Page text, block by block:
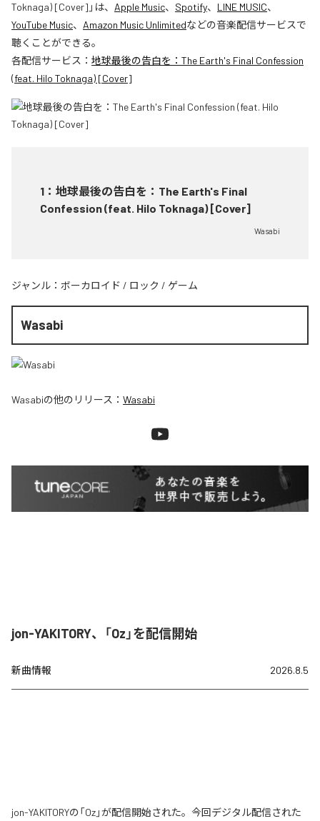
Toknaga) [Cover] 」は、 Apple Music、 Spotify、 LINE MUSIC、
YouTube Music、 Amazon Music Unlimitedなどの音楽配信サービスで
聴くことができる。
各配信サービス： 地球最後の告白を：The Earth's Final Confession
(feat. Hilo Toknaga) [Cover]
1 ： 地球最後の告白を：The Earth's Final
Confession (feat. Hilo Toknaga) [Cover]
Wasabi
ジャンル： ボーカロイド / ロック / ゲーム
Wasabi
Wasabiの他のリリース： Wasabi
jon-YAKITORY、「Oz」を配信開始
新曲情報 2026.8.5
jon-YAKITORYの「Oz」が配信開始された。今回デジタル配信された